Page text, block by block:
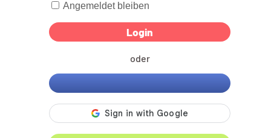
Angemeldet bleiben
oder